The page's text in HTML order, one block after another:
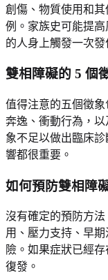
創傷、物質使用和
例。家族史可能提
的人身上觸發一次發
雙相障礙的 5 個
值得注意的五個徵
奔逸、衝動行為，
象不足以做出臨床
響都很重要。
如何預防雙相障
沒有確定的預防方
用、壓力支持、早
險。如果症狀已經
復發。